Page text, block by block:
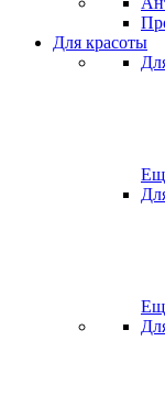
Для красоты